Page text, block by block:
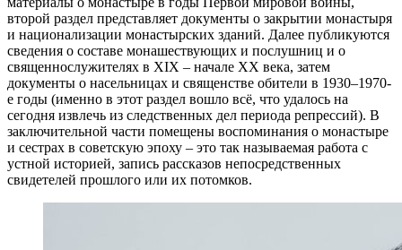
второй раздел представляет документы о закрытии монастыря
и национализации монастырских зданий. Далее публикуются
сведения о составе монашествующих и послушниц и о
священнослужителях в XIX – начале ХХ века, затем
документы о насельницах и священстве обители в 1930–1970-
е годы (именно в этот раздел вошло всё, что удалось на
сегодня извлечь из следственных дел периода репрессий). В
заключительной части помещены воспоминания о монастыре
и сестрах в советскую эпоху – это так называемая работа с
устной историей, запись рассказов непосредственных
свидетелей прошлого или их потомков.